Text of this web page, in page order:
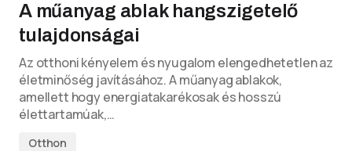
A műanyag ablak hangszigetelő
tulajdonságai
Az otthoni kényelem és nyugalom elengedhetetlen az
életminőség javításához. A műanyag ablakok,
amellett hogy energiatakarékosak és hosszú
élettartamúak,…
Otthon